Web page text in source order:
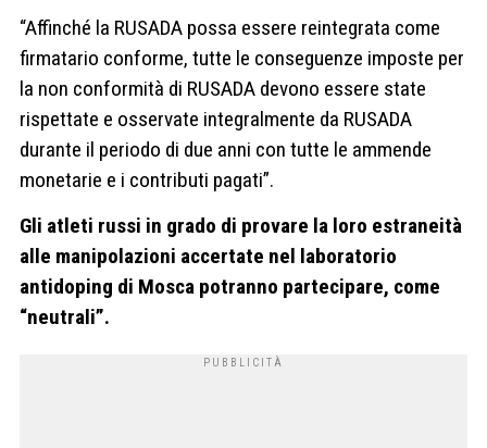
“Affinché la RUSADA possa essere reintegrata come
firmatario conforme, tutte le conseguenze imposte per
la non conformità di RUSADA devono essere state
rispettate e osservate integralmente da RUSADA
durante il periodo di due anni con tutte le ammende
monetarie e i contributi pagati”.
Gli atleti russi in grado di provare la loro estraneità
alle manipolazioni accertate nel laboratorio
antidoping di Mosca potranno partecipare, come
“neutrali”.